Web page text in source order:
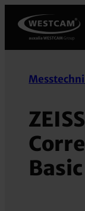
Přeskočit
obsah
Basic